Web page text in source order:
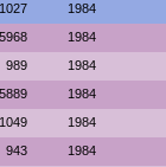
1027 1984
5968 1984
989 1984
5889 1984
1049 1984
943 1984